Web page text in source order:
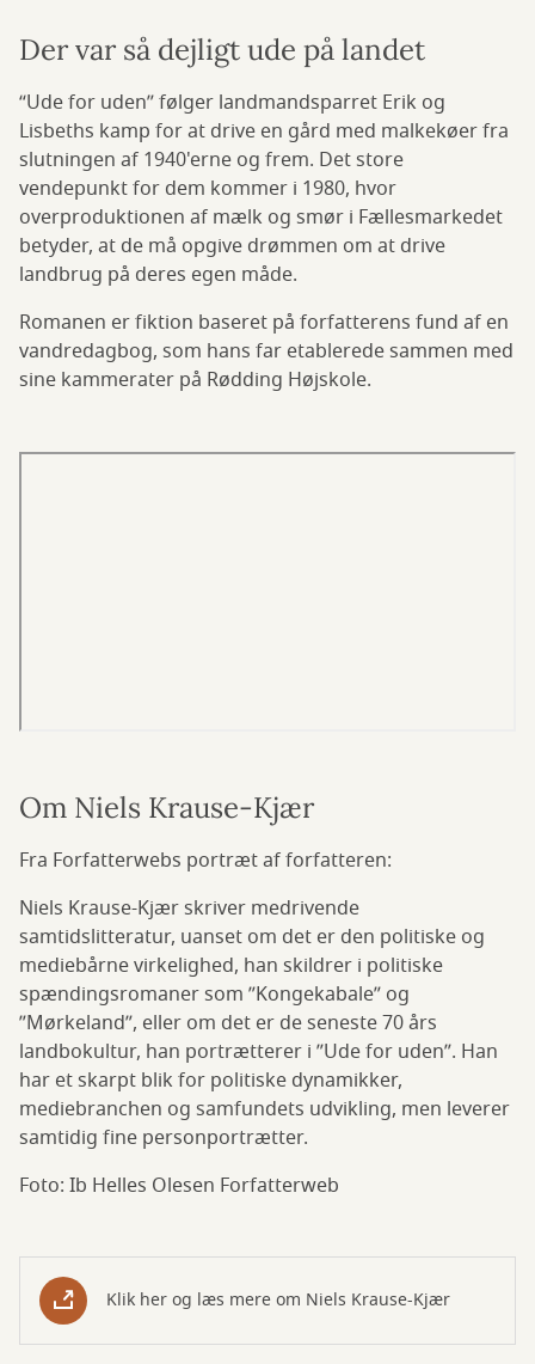
Der var så dejligt ude på landet
“Ude for uden” følger landmandsparret Erik og
Lisbeths kamp for at drive en gård med malkekøer fra
slutningen af 1940'erne og frem. Det store
vendepunkt for dem kommer i 1980, hvor
overproduktionen af mælk og smør i Fællesmarkedet
betyder, at de må opgive drømmen om at drive
landbrug på deres egen måde.
Romanen er fiktion baseret på forfatterens fund af en
vandredagbog, som hans far etablerede sammen med
sine kammerater på Rødding Højskole.
Om Niels Krause-Kjær
Fra Forfatterwebs portræt af forfatteren:
Niels Krause-Kjær skriver medrivende
samtidslitteratur, uanset om det er den politiske og
mediebårne virkelighed, han skildrer i politiske
spændingsromaner som ”Kongekabale” og
”Mørkeland”, eller om det er de seneste 70 års
landbokultur, han portrætterer i ”Ude for uden”. Han
har et skarpt blik for politiske dynamikker,
mediebranchen og samfundets udvikling, men leverer
samtidig fine personportrætter.
Foto: Ib Helles Olesen Forfatterweb
Klik her og læs mere om Niels Krause-Kjær